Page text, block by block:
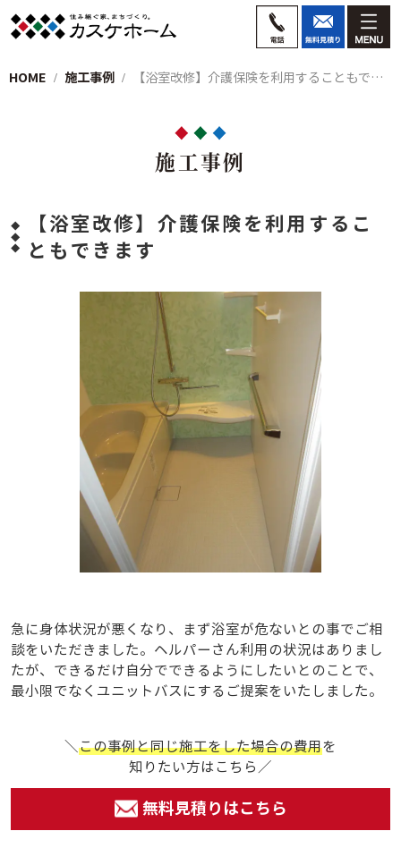
HOME 施工事例 【浴室改修】介護保険を利用することもでき…
施工事例
【浴室改修】介護保険を利用するこ
ともできます
急に身体状況が悪くなり、まず浴室が危ないとの事でご相
談をいただきました。ヘルパーさん利用の状況はありまし
たが、できるだけ自分でできるようにしたいとのことで、
最小限でなくユニットバスにするご提案をいたしました。
＼この事例と同じ施工をした場合の費用を
知りたい方はこちら／
無料見積りはこちら